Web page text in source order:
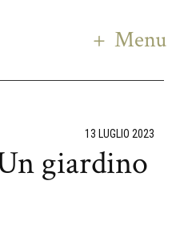
Menu
13 LUGLIO 2023
giardino